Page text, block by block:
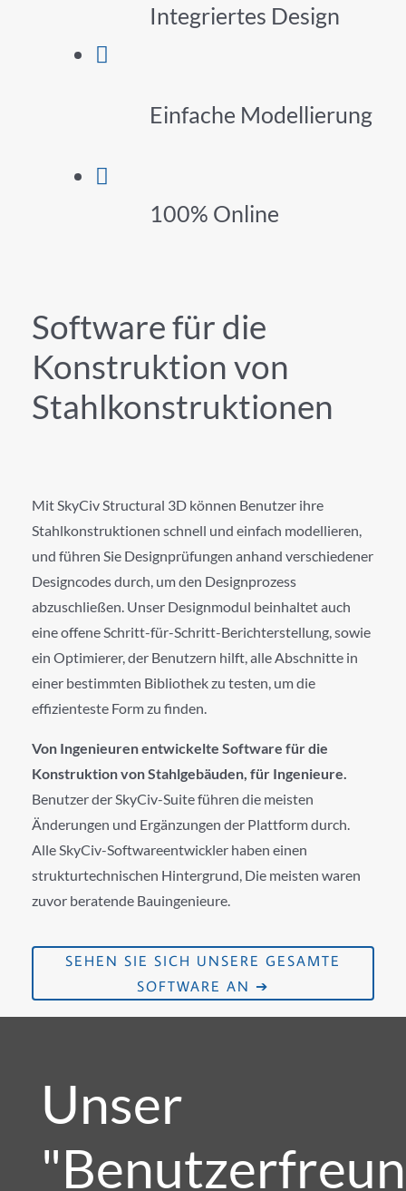
Integriertes Design
Einfache Modellierung
100% Online
Software für die
Konstruktion von
Stahlkonstruktionen
Mit SkyCiv Structural 3D können Benutzer ihre
Stahlkonstruktionen schnell und einfach modellieren,
und führen Sie Designprüfungen anhand verschiedener
Designcodes durch, um den Designprozess
abzuschließen. Unser Designmodul beinhaltet auch
eine offene Schritt-für-Schritt-Berichterstellung, sowie
ein Optimierer, der Benutzern hilft, alle Abschnitte in
einer bestimmten Bibliothek zu testen, um die
effizienteste Form zu finden.
Von Ingenieuren entwickelte Software für die
Konstruktion von Stahlgebäuden, für Ingenieure.
Benutzer der SkyCiv-Suite führen die meisten
Änderungen und Ergänzungen der Plattform durch.
Alle SkyCiv-Softwareentwickler haben einen
strukturtechnischen Hintergrund, Die meisten waren
zuvor beratende Bauingenieure.
SEHEN SIE SICH UNSERE GESAMTE
SOFTWARE AN ➔
Unser